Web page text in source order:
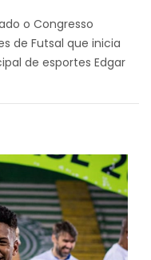
o Congresso
de Futsal que inicia
de esportes Edgar